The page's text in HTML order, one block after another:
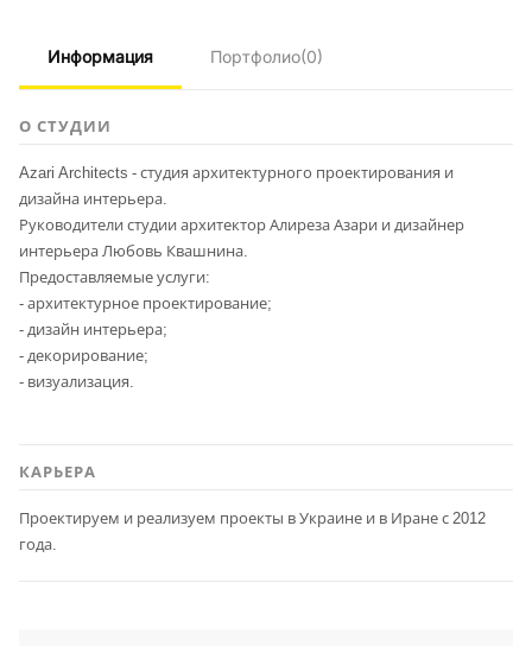
Информация Портфолио(0)
О СТУДИИ
Azari Architects - студия архитектурного проектирования и
дизайна интерьера.
Руководители студии архитектор Алиреза Азари и дизайнер
интерьера Любовь Квашнина.
Предоставляемые услуги:
- архитектурное проектирование;
- дизайн интерьера;
- декорирование;
- визуализация.
КАРЬЕРА
Проектируем и реализуем проекты в Украине и в Иране с 2012
года.